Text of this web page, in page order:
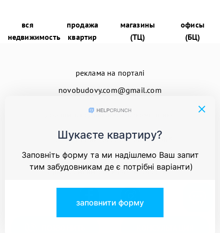
вся
недвижимость
продажа
квартир
магазины
(ТЦ)
офисы
(БЦ)
реклама на порталі
novobudovy.com@gmail.com
добавить недвижимость (компанию)
© 2026Енциклопедія Новобудов®
присоединяйтесь к нам в соцсетях: